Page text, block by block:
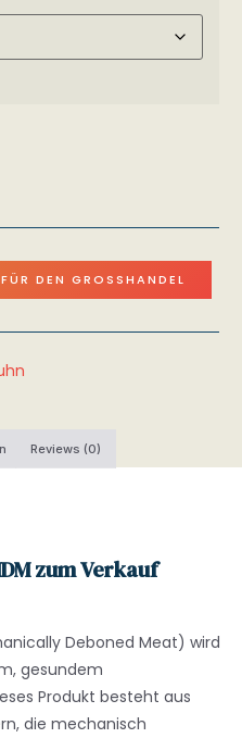
DEN GROSSHANDEL
Reviews (0)
zum Verkauf
Deboned Meat) wird
gesundem
Produkt besteht aus
die mechanisch